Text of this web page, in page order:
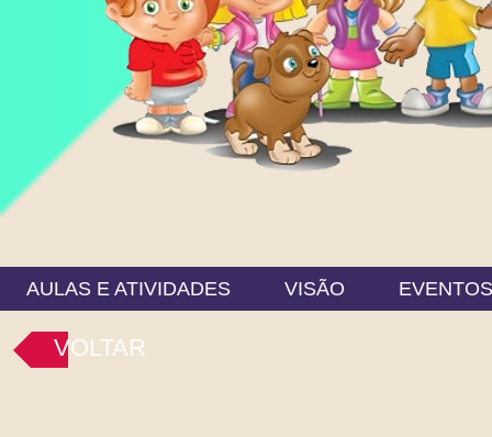
AULAS E ATIVIDADES VISÃO EVENTOS
VOLTAR